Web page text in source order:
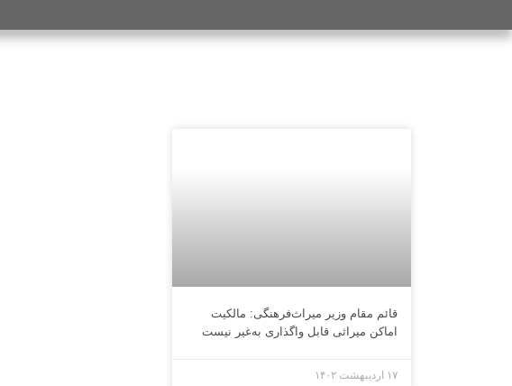
قائم مقام وزیر میراث‌فرهنگی: مالکیت
اماکن میراثی قابل واگذاری به‌غیر نیست
۱۷ اردیبهشت ۱۴۰۲